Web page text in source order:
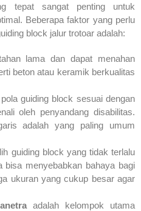
tepat sangat penting untuk
Beberapa faktor yang perlu
block jalur trotoar adalah:
lama dan dapat menahan
beton atau keramik berkualitas
guiding block sesuai dengan
oleh penyandang disabilitas.
adalah yang paling umum
guiding block yang tidak terlalu
bisa menyebabkan bahaya bagi
ukuran yang cukup besar agar
adalah kelompok utama